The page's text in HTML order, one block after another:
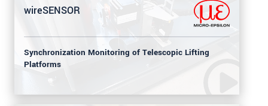
wireSENSOR
Synchronization Monitoring of Telescopic Lifting
Platforms